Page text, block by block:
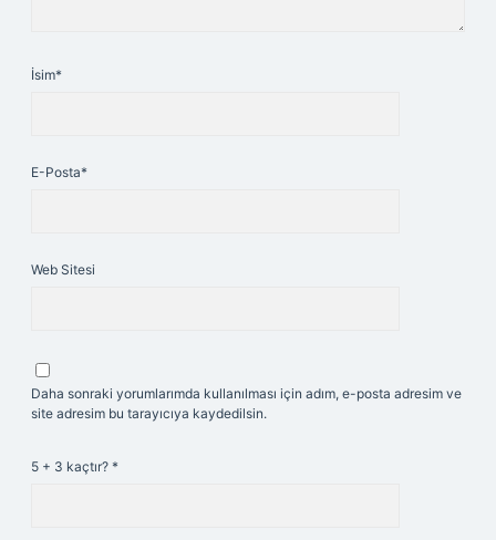
İsim*
E-Posta*
Web Sitesi
Daha sonraki yorumlarımda kullanılması için adım, e-posta adresim ve
site adresim bu tarayıcıya kaydedilsin.
5 + 3 kaçtır? *